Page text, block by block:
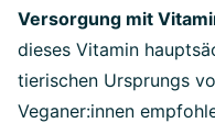
Versorgung mit
dieses Vitamin
tierischen Ursprungs
Veganer:innen